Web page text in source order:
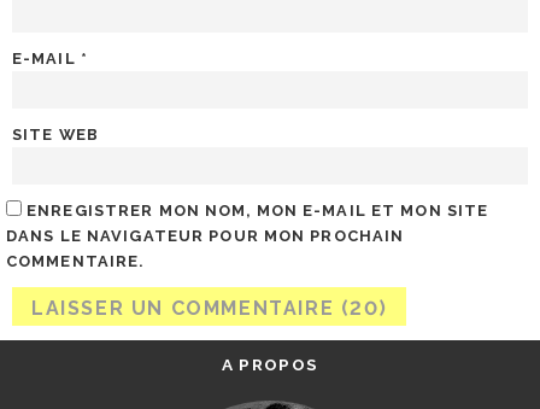
E-MAIL *
SITE WEB
ENREGISTRER MON NOM, MON E-MAIL ET MON SITE
DANS LE NAVIGATEUR POUR MON PROCHAIN
COMMENTAIRE.
A PROPOS